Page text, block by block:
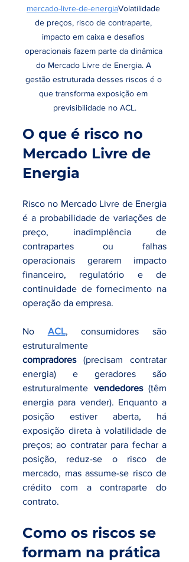
mercado-livre-de-energiaVolatilidade
de preços, risco de contraparte,
impacto em caixa e desafios
operacionais fazem parte da dinâmica
do Mercado Livre de Energia. A
gestão estruturada desses riscos é o
que transforma exposição em
previsibilidade no ACL.
O que é risco no
Mercado Livre de
Energia
Risco no Mercado Livre de Energia
é a probabilidade de variações de
preço, inadimplência de
contrapartes ou falhas
operacionais gerarem impacto
financeiro, regulatório e de
continuidade de fornecimento na
operação da empresa.
No ACL, consumidores são
compradores (precisam contratar
energia) e geradores são
estruturalmente vendedores (têm
energia para vender). Enquanto a
posição estiver aberta, há
exposição direta à volatilidade de
preços; ao contratar para fechar a
posição, reduz-se o risco de
mercado, mas assume-se risco de
crédito com a contraparte do
contrato.
Como os riscos se
formam na prática